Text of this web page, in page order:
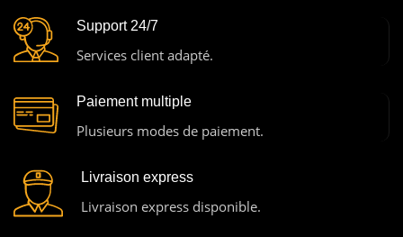
Support 24/7
Services client adapté.
Paiement multiple
Plusieurs modes de paiement.
Livraison express
Livraison express disponible.